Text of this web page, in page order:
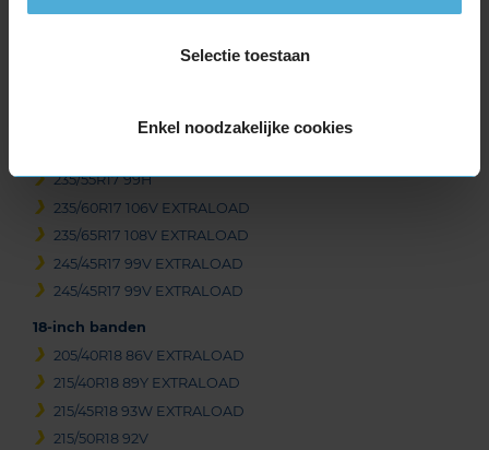
Selectie toestaan
Enkel noodzakelijke cookies
225/55R17 101V EXTRALOAD
235/45R17 97V EXTRALOAD
235/55R17 99H
235/60R17 106V EXTRALOAD
235/65R17 108V EXTRALOAD
245/45R17 99V EXTRALOAD
245/45R17 99V EXTRALOAD
18-inch banden
205/40R18 86V EXTRALOAD
215/40R18 89Y EXTRALOAD
215/45R18 93W EXTRALOAD
215/50R18 92V